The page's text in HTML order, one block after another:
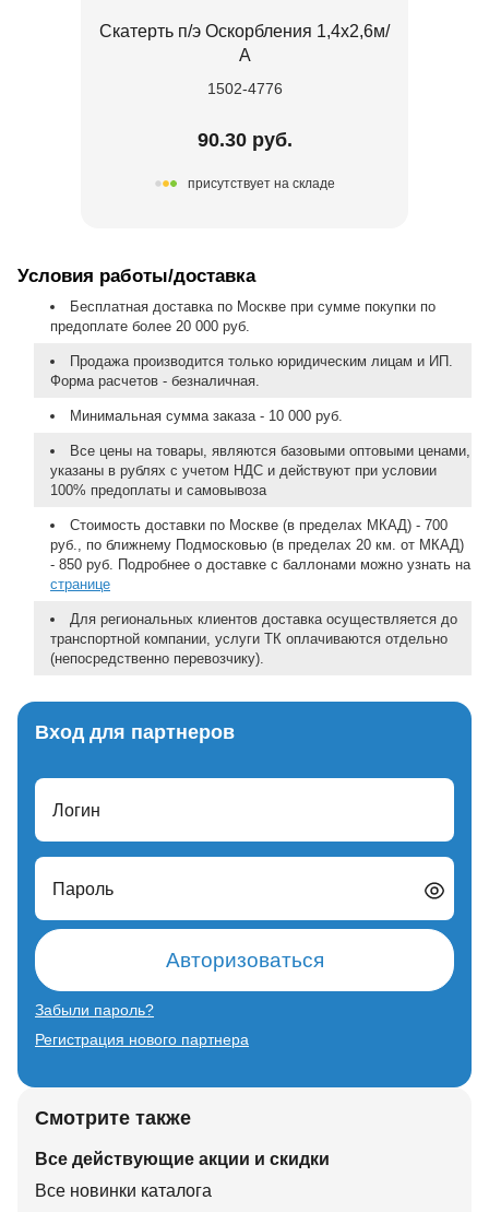
Скатерть п/э Оскорбления 1,4х2,6м/
А
1502-4776
90.30 руб.
присутствует на складе
Условия работы/доставка
Бесплатная доставка по Москве при сумме покупки по
предоплате более 20 000 руб.
Продажа производится только юридическим лицам и ИП.
Форма расчетов - безналичная.
Минимальная сумма заказа - 10 000 руб.
Все цены на товары, являются базовыми оптовыми ценами,
указаны в рублях с учетом НДС и действуют при условии
100% предоплаты и самовывоза
Стоимость доставки по Москве (в пределах МКАД) - 700
руб., по ближнему Подмосковью (в пределах 20 км. от МКАД)
- 850 руб. Подробнее о доставке с баллонами можно узнать на
странице
Для региональных клиентов доставка осуществляется до
транспортной компании, услуги ТК оплачиваются отдельно
(непосредственно перевозчику).
Вход для партнеров
Логин
Пароль
Авторизоваться
Забыли пароль?
Регистрация нового партнера
Смотрите также
Все действующие акции и скидки
Все новинки каталога